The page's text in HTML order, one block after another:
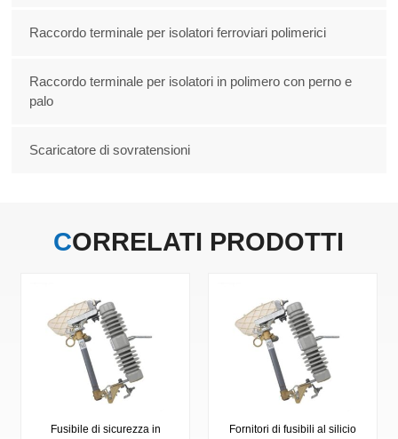
Raccordo terminale per isolatori ferroviari polimerici
Raccordo terminale per isolatori in polimero con perno e
palo
Scaricatore di sovratensioni
CORRELATI PRODOTTI
Fusibile di sicurezza in
Fornitori di fusibili al silicio